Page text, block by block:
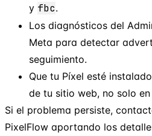
y fbc.
Los diagnósticos del
Meta para detectar
seguimiento.
Que tu Píxel esté
de tu sitio web, no solo
Si el problema persiste,
PixelFlow aportando los